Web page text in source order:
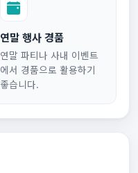
연말 행사 경품
연말 파티나 사내 이벤트
에서 경품으로 활용하기
좋습니다.